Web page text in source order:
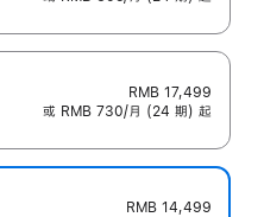
RMB 17,499
或 RMB 730/月 (24 期) 起
RMB 14,499